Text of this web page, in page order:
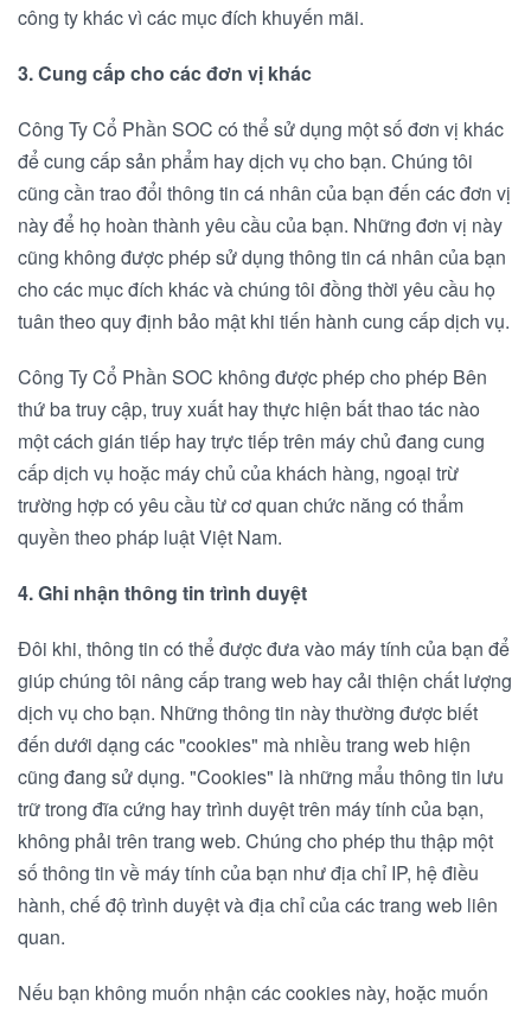
công ty khác vì các mục đích khuyến mãi.
3. Cung cấp cho các đơn vị khác
Công Ty Cổ Phần SOC có thể sử dụng một số đơn vị khác
để cung cấp sản phẩm hay dịch vụ cho bạn. Chúng tôi
cũng cần trao đổi thông tin cá nhân của bạn đến các đơn vị
này để họ hoàn thành yêu cầu của bạn. Những đơn vị này
cũng không được phép sử dụng thông tin cá nhân của bạn
cho các mục đích khác và chúng tôi đồng thời yêu cầu họ
tuân theo quy định bảo mật khi tiến hành cung cấp dịch vụ.
Công Ty Cổ Phần SOC không được phép cho phép Bên
thứ ba truy cập, truy xuất hay thực hiện bất thao tác nào
một cách gián tiếp hay trực tiếp trên máy chủ đang cung
cấp dịch vụ hoặc máy chủ của khách hàng, ngoại trừ
trường hợp có yêu cầu từ cơ quan chức năng có thẩm
quyền theo pháp luật Việt Nam.
4. Ghi nhận thông tin trình duyệt
Đôi khi, thông tin có thể được đưa vào máy tính của bạn để
giúp chúng tôi nâng cấp trang web hay cải thiện chất lượng
dịch vụ cho bạn. Những thông tin này thường được biết
đến dưới dạng các "cookies" mà nhiều trang web hiện
cũng đang sử dụng. "Cookies" là những mẩu thông tin lưu
trữ trong đĩa cứng hay trình duyệt trên máy tính của bạn,
không phải trên trang web. Chúng cho phép thu thập một
số thông tin về máy tính của bạn như địa chỉ IP, hệ điều
hành, chế độ trình duyệt và địa chỉ của các trang web liên
quan.
Nếu bạn không muốn nhận các cookies này, hoặc muốn